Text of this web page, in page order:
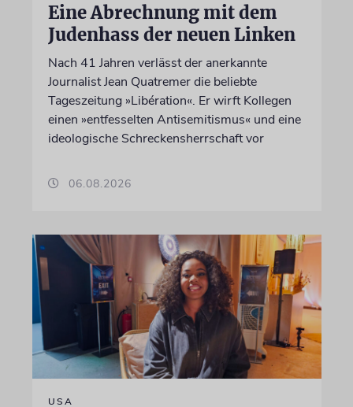
Eine Abrechnung mit dem
Judenhass der neuen Linken
Nach 41 Jahren verlässt der anerkannte
Journalist Jean Quatremer die beliebte
Tageszeitung »Libération«. Er wirft Kollegen
einen »entfesselten Antisemitismus« und eine
ideologische Schreckensherrschaft vor
06.08.2026
USA